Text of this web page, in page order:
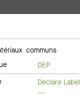
communs
DEP
Declare Label
---